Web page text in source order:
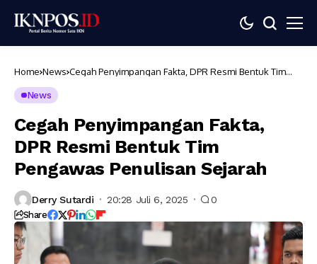
Home News Cegah Penyimpangan Fakta, DPR Resmi Bentuk Tim
News
Cegah Penyimpangan Fakta,
DPR Resmi Bentuk Tim
Pengawas Penulisan Sejarah
Derry Sutardi 20:28 Juli 6, 2025 0
Share